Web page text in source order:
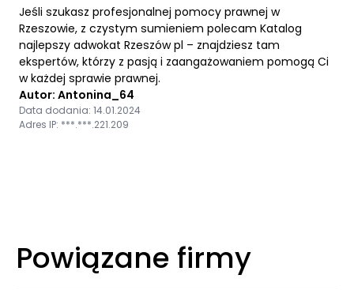
Jeśli szukasz profesjonalnej pomocy prawnej w
Rzeszowie, z czystym sumieniem polecam Katalog
najlepszy adwokat Rzeszów pl – znajdziesz tam
ekspertów, którzy z pasją i zaangażowaniem pomogą Ci
w każdej sprawie prawnej.
Autor: Antonina_64
Data dodania: 14.01.2024
Adres IP: ***.***.221.209
Powiązane firmy